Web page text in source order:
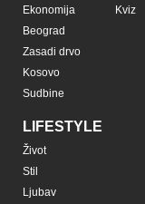
Ekonomija
Beograd
Zasadi drvo
Kosovo
Sudbine
Kviz
LIFESTYLE
Život
Stil
Ljubav